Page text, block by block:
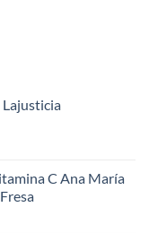
C Ana María